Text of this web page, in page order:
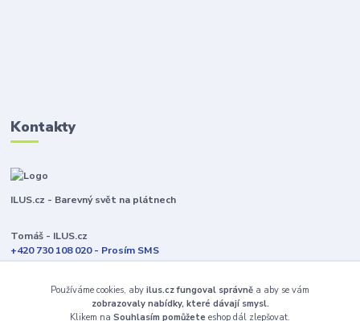
Kontakty
ILUS.cz - Barevný svět na plátnech
Tomáš - ILUS.cz
+420 730 108 020 - Prosím SMS
Jsme většinu času ve výrobě
info@ilus.cz
Používáme cookies, aby ilus.cz fungoval správně a aby se vám
zobrazovaly nabídky, které dávají smysl.
Klikem na Souhlasím pomůžete eshop dál zlepšovat.